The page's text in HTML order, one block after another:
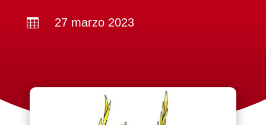
 27 marzo 2023